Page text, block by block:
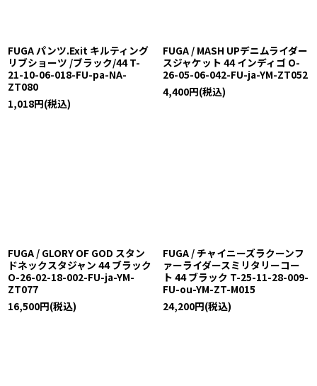
FUGA パンツ.Exit キルティング
リブショーツ /ブラック/44 T-
21-10-06-018-FU-pa-NA-
ZT080
1,018円(税込)
FUGA / MASH UPデニムライダー
スジャケット 44 インディゴ O-
26-05-06-042-FU-ja-YM-ZT052
4,400円(税込)
FUGA / GLORY OF GOD スタン
ドネックスタジャン 44 ブラック
O-26-02-18-002-FU-ja-YM-
ZT077
16,500円(税込)
FUGA / チャイニーズラクーンフ
ァーライダースミリタリーコー
ト 44 ブラック T-25-11-28-009-
FU-ou-YM-ZT-M015
24,200円(税込)